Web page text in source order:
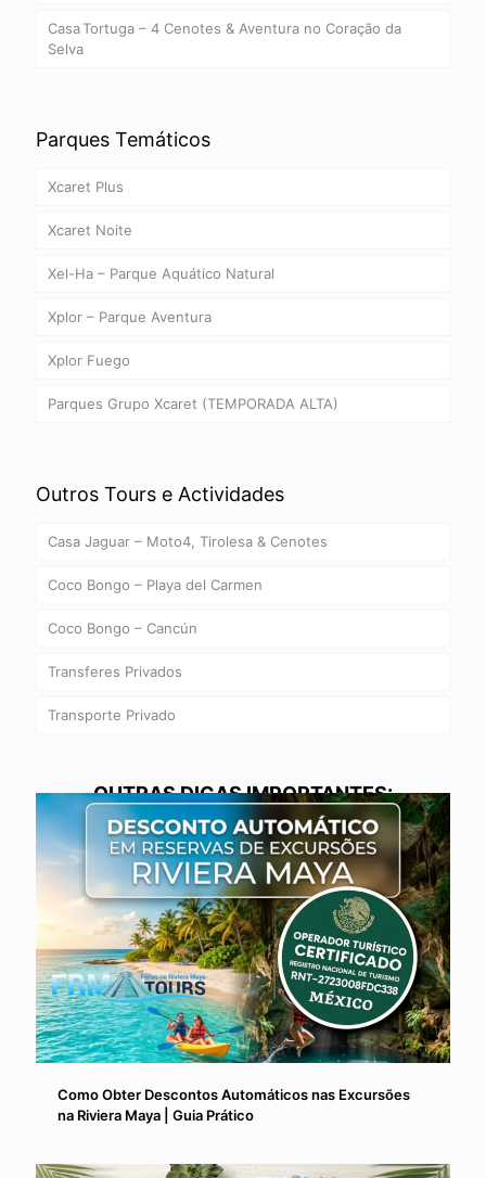
Casa Tortuga – 4 Cenotes & Aventura no Coração da
Selva
Parques Temáticos
Xcaret Plus
Xcaret Noite
Xel-Ha – Parque Aquático Natural
Xplor – Parque Aventura
Xplor Fuego
Parques Grupo Xcaret (TEMPORADA ALTA)
Outros Tours e Actividades
Casa Jaguar – Moto4, Tirolesa & Cenotes
Coco Bongo – Playa del Carmen
Coco Bongo – Cancún
Transferes Privados
Transporte Privado
OUTRAS DICAS IMPORTANTES:
Como Obter Descontos Automáticos nas Excursões
na Riviera Maya | Guia Prático